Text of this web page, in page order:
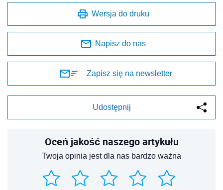
Wersja do druku
Napisz do nas
Zapisz się na newsletter
Udostępnij
Oceń jakość naszego artykułu
Twoja opinia jest dla nas bardzo ważna